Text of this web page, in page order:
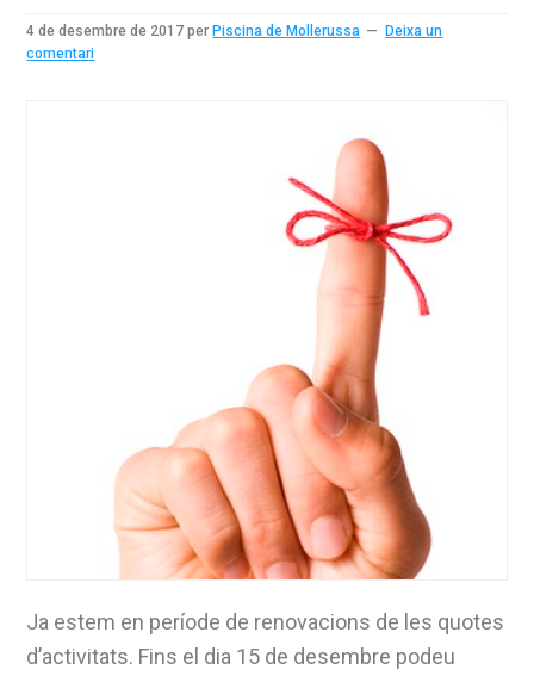
4 de desembre de 2017 perPiscina de Mollerussa
Deixa un
comentari
Ja estem en període de renovacions de les quotes
d’activitats. Fins el dia 15 de desembre podeu